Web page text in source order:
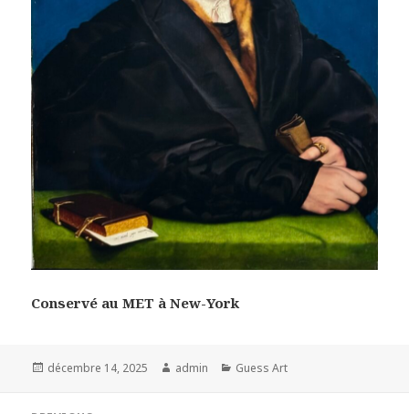
Conservé au MET à New-York
Posted
décembre 14, 2025 Author
admin Categories
Guess Art